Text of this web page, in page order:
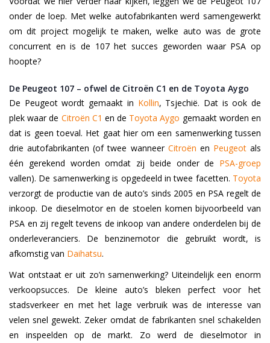
onder de loep. Met welke autofabrikanten werd samengewerkt
om dit project mogelijk te maken, welke auto was de grote
concurrent en is de 107 het succes geworden waar PSA op
hoopte?
De Peugeot 107 – ofwel de Citroën C1 en de Toyota Aygo
De Peugeot wordt gemaakt in Kollin, Tsjechië. Dat is ook de
plek waar de Citroën C1 en de Toyota Aygo gemaakt worden en
dat is geen toeval. Het gaat hier om een samenwerking tussen
drie autofabrikanten (of twee wanneer Citroën en Peugeotals
één gerekend worden omdat zij beide onder de PSA-groep
vallen). De samenwerking is opgedeeld in twee facetten. Toyota
verzorgt de productie van de auto’s sinds 2005 en PSA regelt de
inkoop. De dieselmotor en de stoelen komen bijvoorbeeld van
PSA en zij regelt tevens de inkoop van andere onderdelen bij de
onderleveranciers. De benzinemotor die gebruikt wordt, is
afkomstig van Daihatsu.
Wat ontstaat er uit zo’n samenwerking? Uiteindelijk een enorm
verkoopsucces. De kleine auto’s bleken perfect voor het
stadsverkeer en met het lage verbruik was de interesse van
velen snel gewekt. Zeker omdat de fabrikanten snel schakelden
en inspeelden op de markt. Zo werd de dieselmotor in